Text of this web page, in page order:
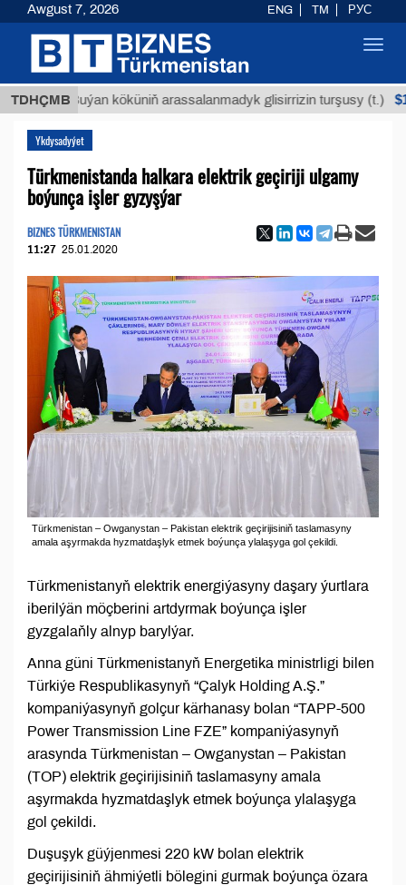
TDHÇMB
Buýan köküniň arassalanmadyk glisirrizin turşusy (t.)
Ykdysadyýet
Türkmenistanda halkara elektrik geçiriji ulgamy
boýunça işler gyzyşýar
BIZNES TÜRKMENISTAN
11:27 25.01.2020
Türkmenistan – Owganystan – Pakistan elektrik geçirijisiniň taslamasyny
amala aşyrmakda hyzmatdaşlyk etmek boýunça ylalaşyga gol çekildi.
Türkmenistanyň elektrik energiýasyny daşary ýurtlara
iberilýän möçberini artdyrmak boýunça işler
gyzgalaňly alnyp barylýar.
Anna güni Türkmenistanyň Energetika ministrligi bilen
Türkiýe Respublikasynyň “Çalyk Holding A.Ş.”
kompaniýasynyň golçur kärhanasy bolan “TAPP-500
Power Transmission Line FZE” kompaniýasynyň
arasynda Türkmenistan – Owganystan – Pakistan
(TOP) elektrik geçirijisiniň taslamasyny amala
aşyrmakda hyzmatdaşlyk etmek boýunça ylalaşyga
gol çekildi.
Duşuşyk güýjenmesi 220 kW bolan elektrik
geçirijisiniň ähmiýetli bölegini gurmak boýunça özara
Awgust 7, 2026 ENG TM РУС